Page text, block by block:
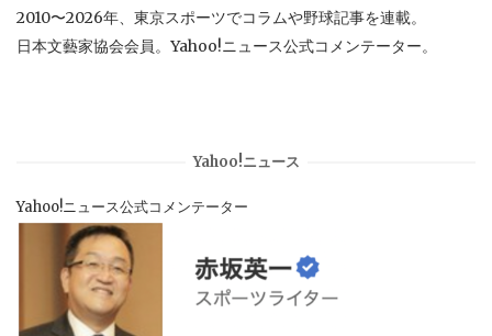
2010〜2026年、東京スポーツでコラムや野球記事を連載。
日本文藝家協会会員。Yahoo!ニュース公式コメンテーター。
Yahoo!ニュース
Yahoo!ニュース公式コメンテーター